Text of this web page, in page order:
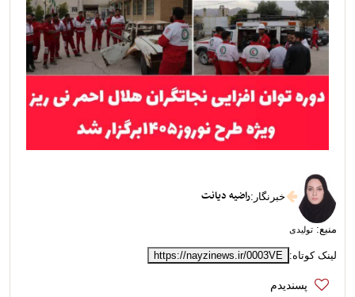
خبرنگار :راضیه دیانت
منبع: تولیدی
لینک کوتاه: https://nayzinews.ir/0003VE